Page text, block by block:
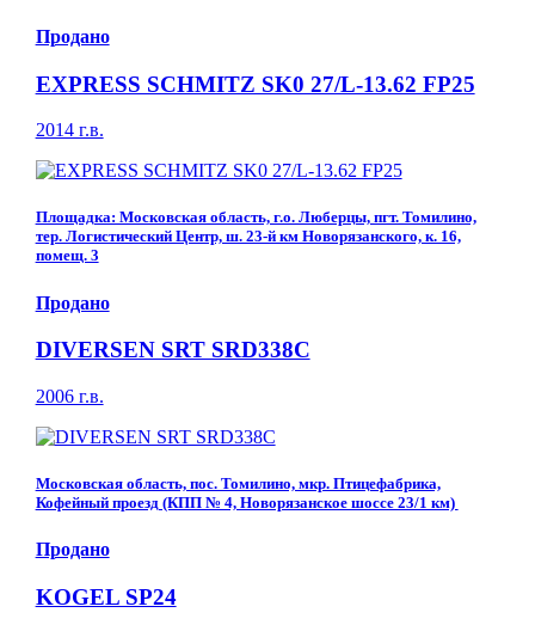
Продано
EXPRESS SCHMITZ SK0 27/L-13.62 FP25
2014 г.в.
Площадка: Московская область, г.о. Люберцы, пгт. Томилино,
тер. Логистический Центр, ш. 23-й км Новорязанского, к. 16,
помещ. 3
Продано
DIVERSEN SRT SRD338C
2006 г.в.
Московская область, пос. Томилино, мкр. Птицефабрика,
Кофейный проезд (КПП № 4, Новорязанское шоссе 23/1 км)
Продано
KOGEL SP24